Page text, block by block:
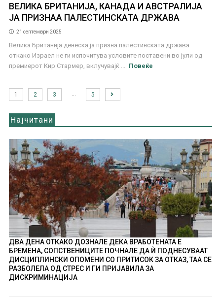
ВЕЛИКА БРИТАНИЈА, КАНАДА И АВСТРАЛИЈА
ЈА ПРИЗНАА ПАЛЕСТИНСКАТА ДРЖАВА
21 септември 2025
Велика Британија денеска ја призна палестинската држава
откако Израел не ги испочитува условите поставени во јули од
премиерот Кир Стармер, вклучувајќ ...
Повеќе
1 2 3 5
Најчитани
ДВА ДЕНА ОТКАКО ДОЗНАЛЕ ДЕКА ВРАБОТЕНАТА Е
БРЕМЕНА, СОПСТВЕНИЦИТЕ ПОЧНАЛЕ ДА Ѝ ПОДНЕСУВААТ
ДИСЦИПЛИНСКИ ОПОМЕНИ СО ПРИТИСОК ЗА ОТКАЗ, ТАА СЕ
РАЗБОЛЕЛА ОД СТРЕС И ГИ ПРИЈАВИЛА ЗА
ДИСКРИМИНАЦИЈА